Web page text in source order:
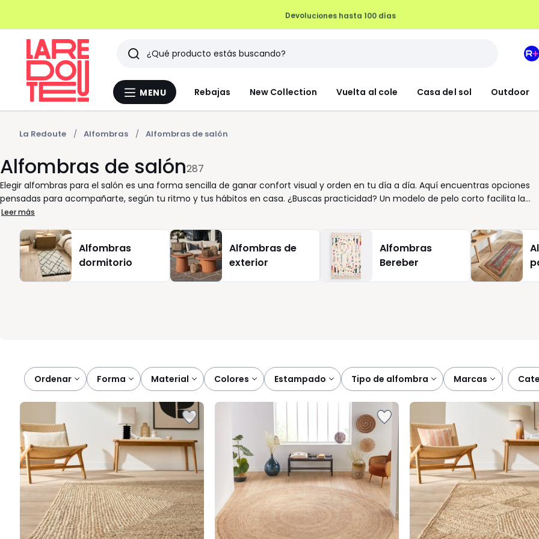
Menu
MENU Rebajas New Collection Vuelta al cole Casa del sol Outdoor
Buscar
Últimos
artículos
vistos
Mi
La Redoute Alfombras Alfombras de salón
Alfombras de salón287
Elegir alfombras para el salón es una forma sencilla de ganar confort visual y orden en tu día a día. Aquí encuentras opciones
pensadas para acompañarte, según tu ritmo y tus hábitos en casa. ¿Buscas practicidad? Un modelo de pelo corto facilita la
limpieza y mantiene un aspecto cuidado con poco esfuerzo. ¿Prefieres un ambiente sereno? Los tonos beige o gris se integran
caracteristicas reales: tacto suave al caminar, buena estabilidad para resultar seguros en el uso diario y acabados pensados
para durar. Muchas propuestas son lavable, una ventaja clara cuando la casa está siempre en movimiento. Además, los
materiales se seleccionan para evitar olores persistentes o sensaciones desagradables asociadas a ciertos quimicos. Consulta
la información de cada modelo y elige con calma. Una buena alfombra se adapta a tu hogar sin complicaciones y te hace la
Leer más
Alfombras
dormitorio
Alfombras de
exterior
Alfombras
Bereber
Ordenar
forma material colores estampado tipo de alfombra marcas